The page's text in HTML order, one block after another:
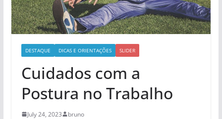
DESTAQUE DICAS E ORIENTAÇÕES SLIDER
Cuidados com a
Postura no Trabalho
July 24, 2023 bruno